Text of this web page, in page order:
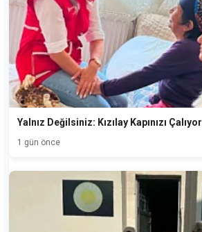
Yalnız Değilsiniz: Kızılay Kapınızı Çalıyor
1 gün önce